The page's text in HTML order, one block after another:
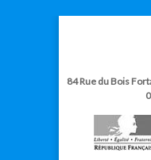
84 Rue du Bois